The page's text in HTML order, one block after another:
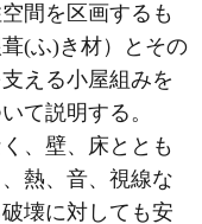
間を区画するも
(ふ)き材）とその
える小屋組みを
て説明する。
、壁、床ととも
熱、音、視線な
壊に対しても安